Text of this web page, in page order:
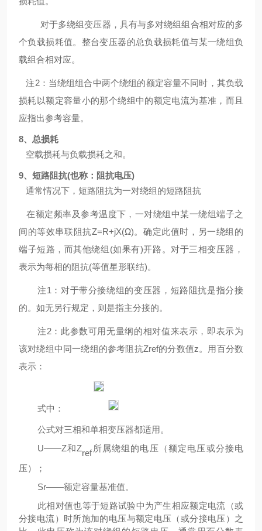
对于多绕组变压器，具有与多对绕组组合相对应的多
个负载损耗值。整台变压器的总负载损耗值与某一绕组负
载组合相对应。
注2：当绕组组合中两个绕组的额定容量不同时，其负载
损耗以额定容量小的那个绕组中的额定电流为基准，而且
应指出参考容量。
8、总损耗
空载损耗与负载损耗之和。
9、短路阻抗(也称：阻抗电压)
通常情况下，短路阻抗为一对绕组的短路阻抗
在额定频率及参考温度下，一对绕组中某一绕组端子之
间的等效串联阻抗Z=R+jX(Ω)。确定此值时，另一绕组的
端子短路，而其他绕组(如果有)开路。对于三相变压器，
表示为每相的阻抗(等值星形联结)。
注1：对于带分接绕组的变压器，短路阻抗是指分接
的。如无另行规定，则是指主分接的。
注2：此参数可用无量纲的相对值来表示，即表示为
该对绕组中同一绕组的参考阻抗Zref的分数值z。用百分数
表示：
式中：
公式对三相和单相变压器都适用。
U——Z和Zref所属绕组的电压（额定电压或分接电
压）；
Sr——额定容量基准值。
此相对值也等于短路试验中为产生相应额定电流（或
分接电流）时所施加的电压与额定电压（或分接电压）之